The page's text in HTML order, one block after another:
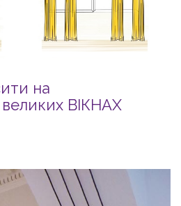
на
ВІКНАХ